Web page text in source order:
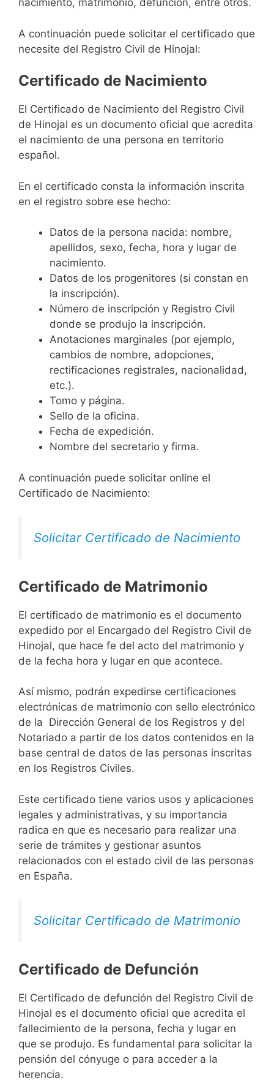
nacimiento, matrimonio, defunción, entre otros.
A continuación puede solicitar el certificado que
necesite del Registro Civil de Hinojal:
Certificado de Nacimiento
El Certificado de Nacimiento del Registro Civil
de Hinojal es un documento oficial que acredita
el nacimiento de una persona en territorio
español.
En el certificado consta la información inscrita
en el registro sobre ese hecho:
Datos de la persona nacida: nombre,
apellidos, sexo, fecha, hora y lugar de
nacimiento.
Datos de los progenitores (si constan en
la inscripción).
Número de inscripción y Registro Civil
donde se produjo la inscripción.
Anotaciones marginales (por ejemplo,
cambios de nombre, adopciones,
rectificaciones registrales, nacionalidad,
etc.).
Tomo y página.
Sello de la oficina.
Fecha de expedición.
Nombre del secretario y firma.
A continuación puede solicitar online el
Certificado de Nacimiento:
Solicitar Certificado de Nacimiento
Certificado de Matrimonio
El certificado de matrimonio es el documento
expedido por el Encargado del Registro Civil de
Hinojal, que hace fe del acto del matrimonio y
de la fecha hora y lugar en que acontece.
Así mismo, podrán expedirse certificaciones
electrónicas de matrimonio con sello electrónico
de la Dirección General de los Registros y del
Notariado a partir de los datos contenidos en la
base central de datos de las personas inscritas
en los Registros Civiles.
Este certificado tiene varios usos y aplicaciones
legales y administrativas, y su importancia
radica en que es necesario para realizar una
serie de trámites y gestionar asuntos
relacionados con el estado civil de las personas
en España.
Solicitar Certificado de Matrimonio
Certificado de Defunción
El Certificado de defunción del Registro Civil de
Hinojal es el documento oficial que acredita el
fallecimiento de la persona, fecha y lugar en
que se produjo. Es fundamental para solicitar la
pensión del cónyuge o para acceder a la
herencia.